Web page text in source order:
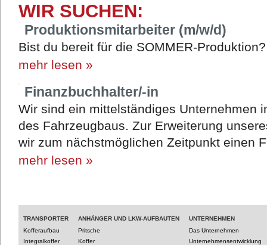
WIR SUCHEN:
Produktionsmitarbeiter (m/w/d)
Bist du bereit für die SOMMER-
mehr lesen »
Finanzbuchhalter/-in
Wir sind ein mittelständiges Unternehmen
des Fahrzeugbaus. Zur Erweiterung
wir zum nächstmöglichen Zeitpunkt einen
mehr lesen »
TRANSPORTER
Kofferaufbau
Integralkoffer
ANHÄNGER UND LKW-AUFBAUTEN
Pritsche
Koffer
UNTERNEHMEN
Das Unternehmen
Unternehmensentwicklung